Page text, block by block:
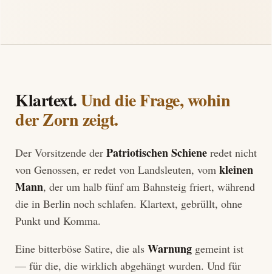
Klartext.Und die Frage, wohin
der Zorn zeigt.
Der Vorsitzende der Patriotischen Schiene redet nicht
von Genossen, er redet von Landsleuten, vom kleinen
Mann, der um halb fünf am Bahnsteig friert, während
die in Berlin noch schlafen. Klartext, gebrüllt, ohne
Punkt und Komma.
Eine bitterböse Satire, die als Warnung gemeint ist
— für die, die wirklich abgehängt wurden. Und für